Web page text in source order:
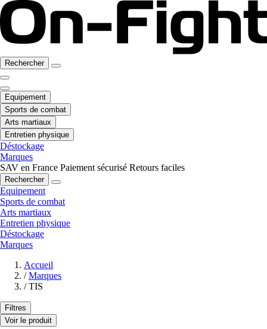
Rechercher
Equipement
Sports de combat
Arts martiaux
Entretien physique
Déstockage
Marques
SAV en France Paiement sécurisé Retours faciles
Rechercher
Equipement
Sports de combat
Arts martiaux
Entretien physique
Déstockage
Marques
Accueil
/ Marques
/ TIS
Filtres
Voir le produit